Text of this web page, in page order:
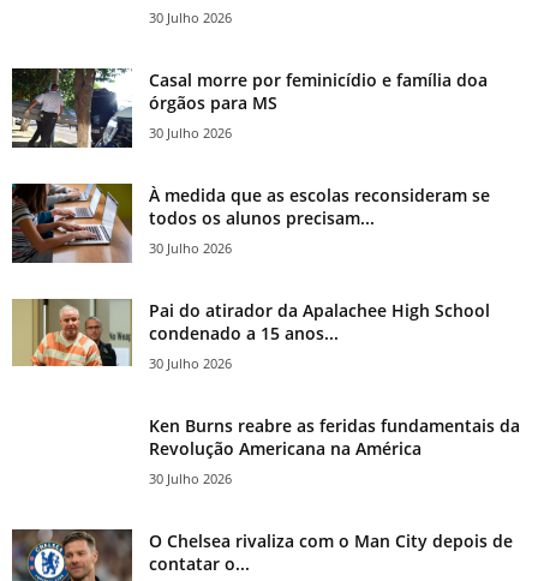
30 Julho 2026
Casal morre por feminicídio e família doa
órgãos para MS
30 Julho 2026
À medida que as escolas reconsideram se
todos os alunos precisam...
30 Julho 2026
Pai do atirador da Apalachee High School
condenado a 15 anos...
30 Julho 2026
Ken Burns reabre as feridas fundamentais da
Revolução Americana na América
30 Julho 2026
O Chelsea rivaliza com o Man City depois de
contatar o...